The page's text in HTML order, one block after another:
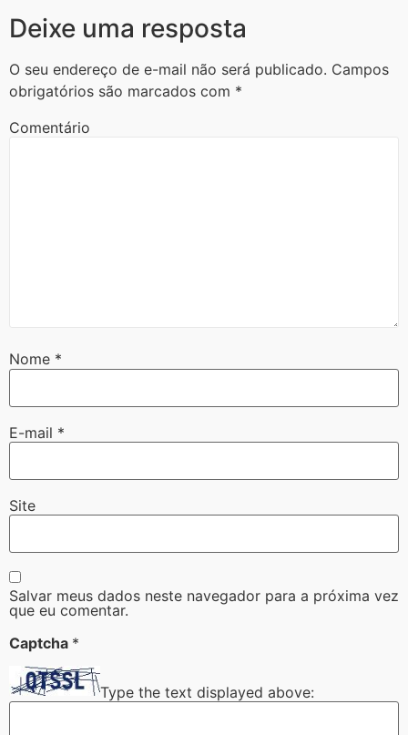
Deixe uma resposta
O seu endereço de e-mail não será publicado. Campos
obrigatórios são marcados com *
Comentário
Nome *
E-mail *
Site
Salvar meus dados neste navegador para a próxima vez
que eu comentar.
Captcha *
Type the text displayed above: